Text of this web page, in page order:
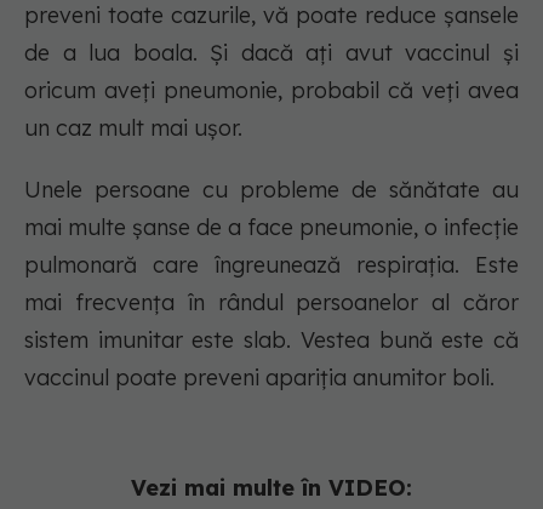
preveni toate cazurile, vă poate reduce şansele
de a lua boala. Şi dacă aţi avut vaccinul şi
oricum aveţi pneumonie, probabil că veţi avea
un caz mult mai uşor.
Unele persoane cu probleme de sănătate au
mai multe şanse de a face pneumonie, o infecţie
pulmonară care îngreunează respiraţia. Este
mai frecvenţa în rândul persoanelor al căror
sistem imunitar este slab. Vestea bună este că
vaccinul poate preveni apariţia anumitor boli.
Vezi mai multe în VIDEO: